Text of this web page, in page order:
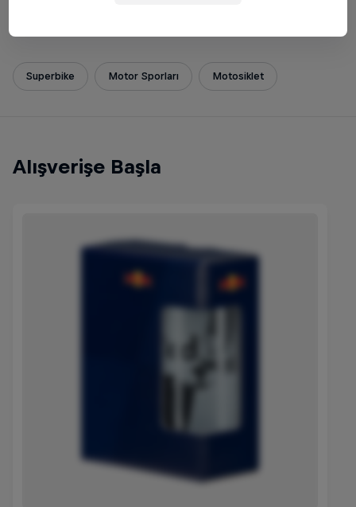
Superbike Motor Sporları Motosiklet
Alışverişe Başla